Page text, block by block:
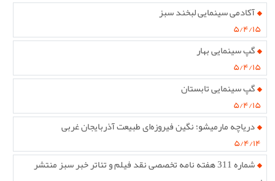
آکادمی سینمایی لبخند سبز
۵/۴/۱۵
گپ سینمایی بهار
۵/۴/۱۵
گپ سینمایی تابستان
۵/۴/۱۵
دریاچه مارمیشو؛ نگین فیروزه‌ای طبیعت آذربایجان غربی
۵/۴/۱۴
شماره 311 هفته نامه تخصصی نقد فیلم و تئاتر خبر سبز منتشر